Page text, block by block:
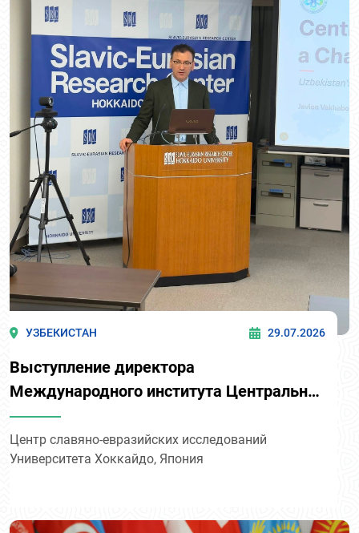
УЗБЕКИСТАН 29.07.2026
Выступление директора
Международного института Центральной
Азии Жавлона Вахабова на «круглом
столе»: «Центральная Азия в
меняющемся мире: видение
Центр славяно-евразийских исследований
Университета Хоккайдо, Япония